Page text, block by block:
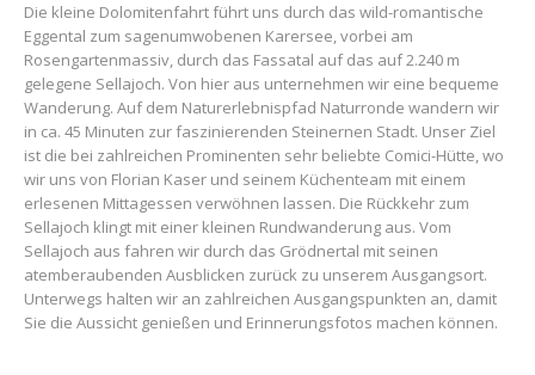
Die kleine Dolomitenfahrt führt uns durch das wild-romantische
Eggental zum sagenumwobenen Karersee, vorbei am
Rosengartenmassiv, durch das Fassatal auf das auf 2.240 m
gelegene Sellajoch. Von hier aus unternehmen wir eine bequeme
Wanderung. Auf dem Naturerlebnispfad Naturronde wandern wir
in ca. 45 Minuten zur faszinierenden Steinernen Stadt. Unser Ziel
ist die bei zahlreichen Prominenten sehr beliebte Comici-Hütte, wo
wir uns von Florian Kaser und seinem Küchenteam mit einem
erlesenen Mittagessen verwöhnen lassen. Die Rückkehr zum
Sellajoch klingt mit einer kleinen Rundwanderung aus. Vom
Sellajoch aus fahren wir durch das Grödnertal mit seinen
atemberaubenden Ausblicken zurück zu unserem Ausgangsort.
Unterwegs halten wir an zahlreichen Ausgangspunkten an, damit
Sie die Aussicht genießen und Erinnerungsfotos machen können.